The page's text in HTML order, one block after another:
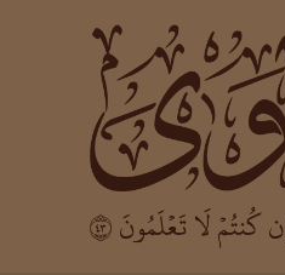
طريقة البحث
ذكي